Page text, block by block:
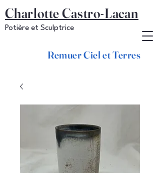
Remuer Ciel et Terres
Potière et Sculptrice
Charlotte Castro-Lacan